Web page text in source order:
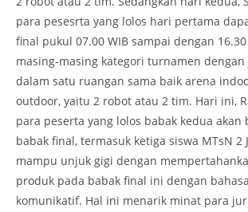
para pesesrta yang lolos hari pertama
final pukul 07.00 WIB sampai dengan 16.30
masing-masing kategori turnamen
dalam satu ruangan sama baik arena
outdoor, yaitu 2 robot atau 2 tim. Hari ini,
para peserta yang lolos babak kedua
babak final, termasuk ketiga siswa MTsN 2
mampu unjuk gigi dengan
produk pada babak final ini dengan
komunikatif. Hal ini menarik minat para